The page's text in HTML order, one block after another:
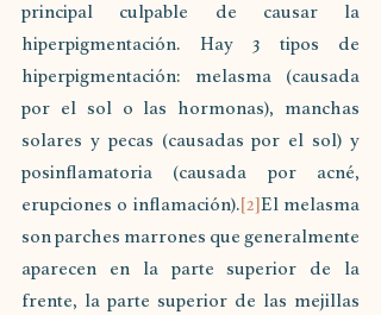
principal culpable de causar la
hiperpigmentación. Hay 3 tipos de
hiperpigmentación: melasma (causada
por el sol o las hormonas), manchas
solares y pecas (causadas por el sol) y
posinflamatoria (causada por acné,
erupciones o inflamación).[2]El melasma
son parches marrones que generalmente
aparecen en la parte superior de la
frente, la parte superior de las mejillas